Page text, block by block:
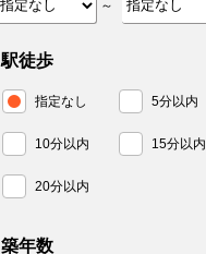
～
駅徒歩
指定なし 5分以内
10分以内 15分以内
20分以内
築年数